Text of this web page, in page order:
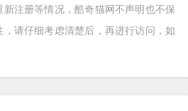
注册等情况，酷奇猫网不声明也不保
请仔细考虑清楚后，再进行访问，如